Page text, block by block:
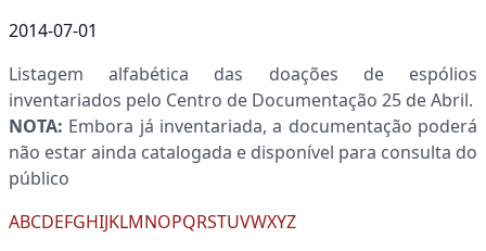
2014-07-01
Listagem alfabética das doações de espólios
inventariados pelo Centro de Documentação 25 de Abril.
NOTA: Embora já inventariada, a documentação poderá
não estar ainda catalogada e disponível para consulta do
público
ABCDEFGHIJKLMNOPQRSTUVWXYZ